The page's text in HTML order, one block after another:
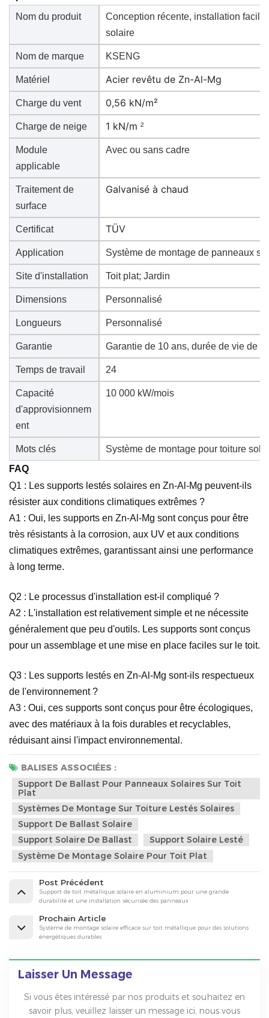
Nom du produit
Conception récente, installation facile
solaire
Nom de marque KSENG
Matériel Acier revêtu de Zn-Al-Mg
Charge du vent 0,56 kN/m²
Charge de neige 1 kN/m ²
Module
applicable
Avec ou sans cadre
Traitement de
surface
Galvanisé à chaud
Certificat TÜV
Application Système de montage de panneaux
Site d'installation Toit plat; Jardin
Dimensions Personnalisé
Longueurs Personnalisé
Garantie Garantie de 10 ans, durée de vie de
Temps de travail 24
Capacité
d'approvisionnem
ent
10 000 kW/mois
Mots clés
Système de montage pour toiture
FAQ
Q1 : Les supports lestés solaires en Zn-Al-Mg peuvent-ils
résister aux conditions climatiques extrêmes ?
A1 : Oui, les supports en Zn-Al-Mg sont conçus pour être
très résistants à la corrosion, aux UV et aux conditions
climatiques extrêmes, garantissant ainsi une performance
à long terme.
Q2 : Le processus d'installation est-il compliqué ?
A2 : L'installation est relativement simple et ne nécessite
généralement que peu d'outils. Les supports sont conçus
pour un assemblage et une mise en place faciles sur le toit.
Q3 : Les supports lestés en Zn-Al-Mg sont-ils respectueux
de l'environnement ?
A3 : Oui, ces supports sont conçus pour être écologiques,
avec des matériaux à la fois durables et recyclables,
réduisant ainsi l'impact environnemental.
BALISES ASSOCIÉES :
Support De Ballast Pour Panneaux Solaires Sur Toit
Plat
Systèmes De Montage Sur Toiture Lestés Solaires
Support De Ballast Solaire
Support Solaire De Ballast
Support Solaire Lesté
Système De Montage Solaire Pour Toit Plat
Post Précédent
Support de toit métallique solaire en aluminium pour une grande
durabilité et une installation sécurisée des panneaux
Prochain Article
Système de montage solaire efficace sur toit métallique pour des solutions
énergétiques durables
Laisser Un Message
Si vous êtes intéressé par nos produits et souhaitez en
savoir plus, veuillez laisser un message ici, nous vous